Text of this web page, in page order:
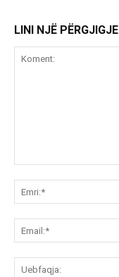
LINI NJË PËRGJIGJE